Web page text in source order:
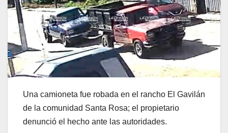
Una camioneta fue robada en el rancho El Gavilán
de la comunidad Santa Rosa; el propietario
denunció el hecho ante las autoridades.